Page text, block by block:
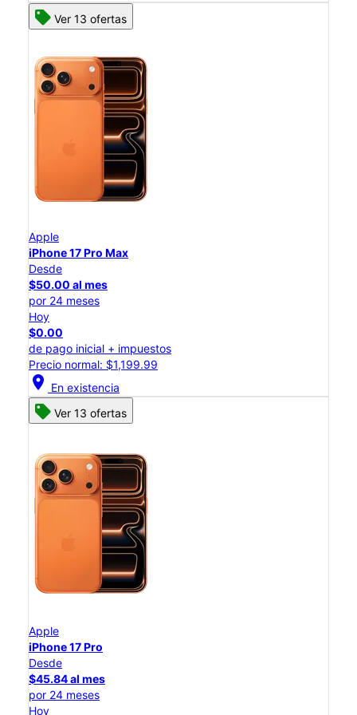
Ver 13 ofertas
Apple
iPhone 17 Pro Max
Desde
$50.00 al mes
por 24 meses
Hoy
$0.00
de pago inicial + impuestos
Precio normal: $1,199.99
location_on En existencia
Ver 13 ofertas
Apple
iPhone 17 Pro
Desde
$45.84 al mes
por 24 meses
Hoy